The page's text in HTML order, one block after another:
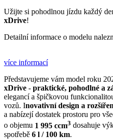
Užijte si pohodlnou jízdu každý
xDrive!
Detailní informace o modelu
více informací
Představujeme vám model roku
xDrive - praktické, pohodlné a
elegancí a špičkovou
vozů. Inovativní design a
a nabízejí dostatek prostoru pro
o objemu 1 995 ccm3 dosahuje
spotřebě 6 l / 100 km.